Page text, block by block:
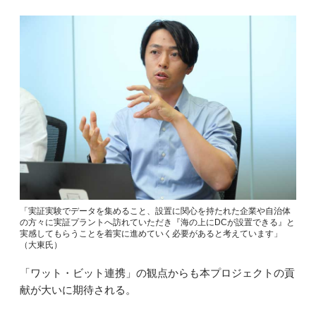
「実証実験でデータを集めること、設置に関心を持たれた企業や自治体
の方々に実証プラントへ訪れていただき『海の上にDCが設置できる』と
実感してもらうことを着実に進めていく必要があると考えています」
（大東氏）‎
「ワット・ビット連携」の観点からも本プロジェクトの貢
献が大いに期待される。